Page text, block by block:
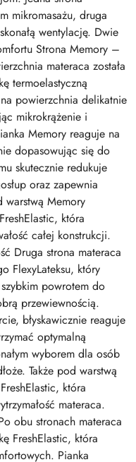
mikromasażu, druga
wentylację. Dwie
Strona Memory –
materaca została
termoelastyczną
powierzchnia delikatnie
mikrokrążenie i
Memory reaguje na
dopasowując się do
skutecznie redukuje
oraz zapewnia
warstwą Memory
która
całej konstrukcji.
Druga strona materaca
FlexyLateksu, który
powrotem do
przewiewnością.
błyskawicznie reaguje
optymalną
wyborem dla osób
Także pod warstwą
która
materaca.
obu stronach materaca
FreshElastic, która
Pianka